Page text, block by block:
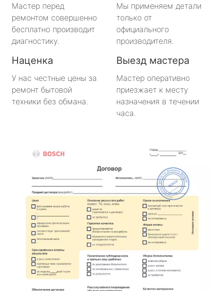
Мастер перед
ремонтом совершенно
бесплатно производит
диагностику.
Мы применяем детали
только от
официального
производителя.
Наценка
У нас честные цены за
ремонт бытовой
техники без обмана.
Выезд мастера
Мастер оперативно
приезжает к месту
назначения в течении
часа.